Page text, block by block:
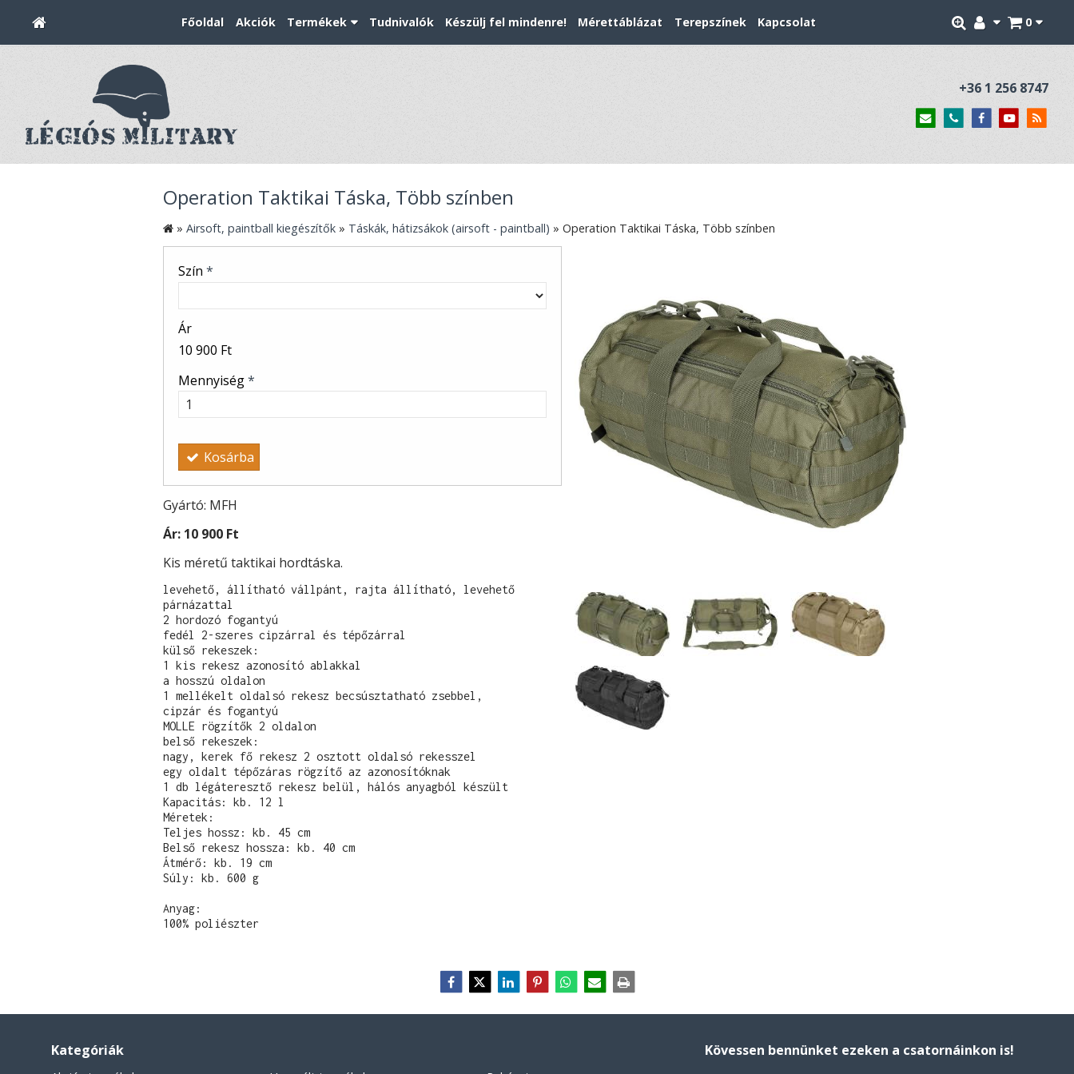
0
Főoldal Akciók Termékek Tudnivalók Készülj fel mindenre! Mérettáblázat Terepszínek Kapcsolat
+36 1 256 8747
Operation Taktikai Táska, Több színben
» Airsoft, paintball kiegészítők » Táskák, hátizsákok (airsoft - paintball) » Operation Taktikai Táska, Több színben
Szín *
Ár
10 900 Ft
Mennyiség*
Kosárba
Gyártó: MFH
Ár: 10 900 Ft
Kis méretű taktikai hordtáska.
levehető, állítható vállpánt, rajta állítható, levehető
párnázattal
2 hordozó fogantyú
fedél 2-szeres cipzárral és tépőzárral
külső rekeszek:
1 kis rekesz azonosító ablakkal
a hosszú oldalon
1 mellékelt oldalsó rekesz becsúsztatható zsebbel,
cipzár és fogantyú
MOLLE rögzítők 2 oldalon
belső rekeszek:
nagy, kerek fő rekesz 2 osztott oldalsó rekesszel
egy oldalt tépőzáras rögzítő az azonosítóknak
1 db légáteresztő rekesz belül, hálós anyagból készült
Kapacitás: kb. 12 l
Méretek:
Teljes hossz: kb. 45 cm
Belső rekesz hossza: kb. 40 cm
Átmérő: kb. 19 cm
Súly: kb. 600 g
Anyag:
100% poliészter
Kategóriák Kövessen bennünket ezeken a csatornáinkon is!